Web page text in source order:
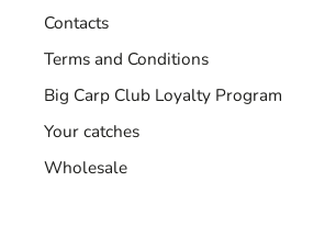
Contacts
Terms and Conditions
Big Carp Club Loyalty Program
Your catches
Wholesale